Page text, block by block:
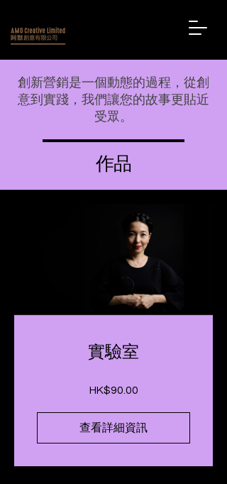
創新營銷是一個動態的過程，從創
意到實踐，我們讓您的故事更貼近
受眾。
作品
實驗室
HK$90.00
查看詳細資訊